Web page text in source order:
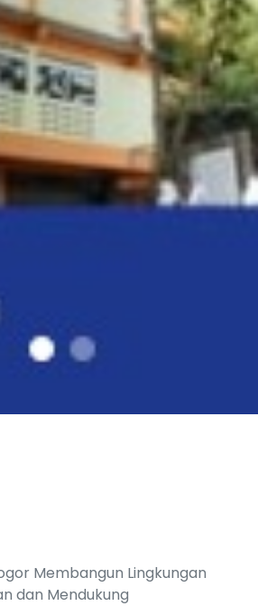
Membangun Lingkungan
dan Mendukung